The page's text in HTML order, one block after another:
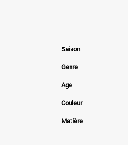
Saison
Genre
Age
Couleur
Matière